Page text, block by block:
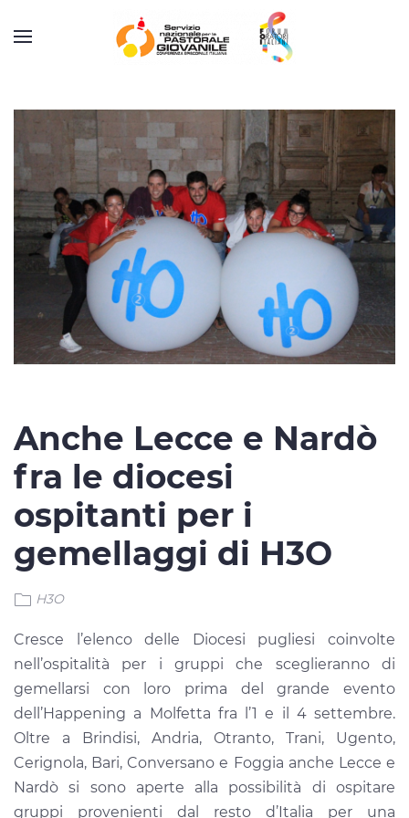
Anche Lecce e Nardò
fra le diocesi
ospitanti per i
gemellaggi di H3O
H3O
Cresce l’elenco delle Diocesi pugliesi coinvolte
nell’ospitalità per i gruppi che sceglieranno di
gemellarsi con loro prima del grande evento
dell’Happening a Molfetta fra l’1 e il 4 settembre.
Oltre a Brindisi, Andria, Otranto, Trani, Ugento,
Cerignola, Bari, Conversano e Foggia anche Lecce e
Nardò si sono aperte alla possibilità di ospitare
gruppi provenienti dal resto d’Italia per una